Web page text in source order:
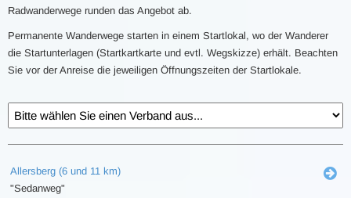
Radwanderwege runden das Angebot ab.
Permanente Wanderwege starten in einem Startlokal, wo der Wanderer
die Startunterlagen (Startkartkarte und evtl. Wegskizze) erhält. Beachten
Sie vor der Anreise die jeweiligen Öffnungszeiten der Startlokale.
Allersberg (6 und 11 km)
"Sedanweg"